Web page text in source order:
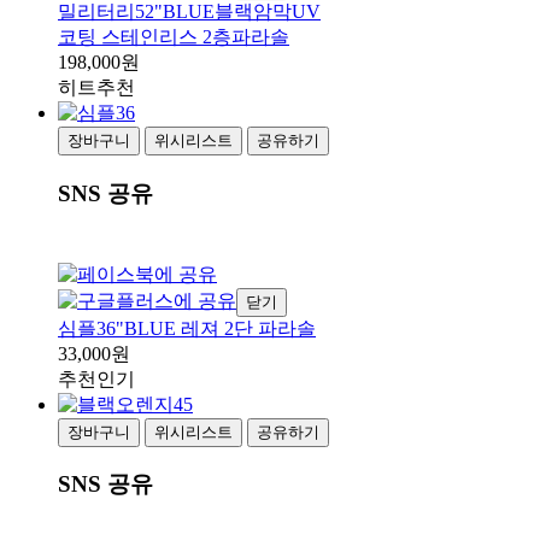
밀리터리52"BLUE블랙암막UV
코팅 스테인리스 2층파라솔
198,000원
히트추천
장바구니 위시리스트 공유하기
SNS 공유
닫기
심플36"BLUE 레져 2단 파라솔
33,000원
추천 인기
장바구니 위시리스트 공유하기
SNS 공유